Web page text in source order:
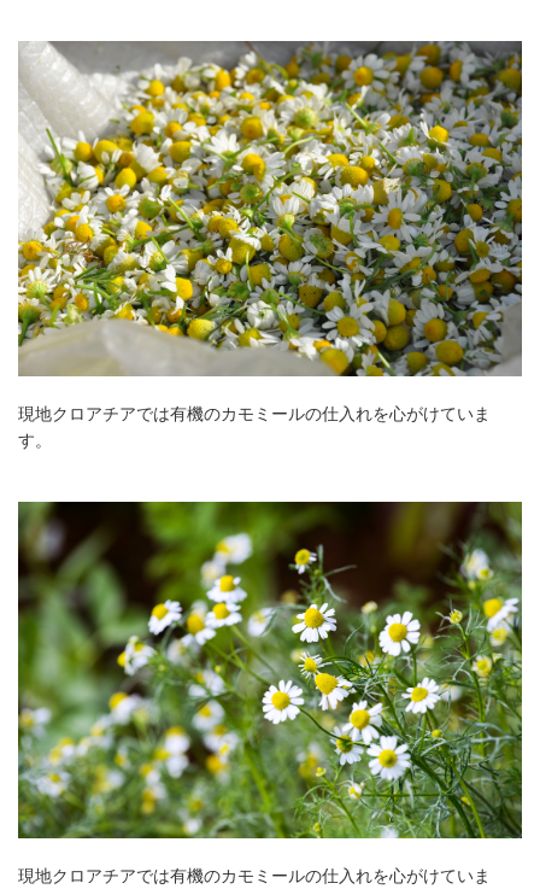
現地クロアチアでは有機のカモミールの仕入れを心がけていま
す。
現地クロアチアでは有機のカモミールの仕入れを心がけていま